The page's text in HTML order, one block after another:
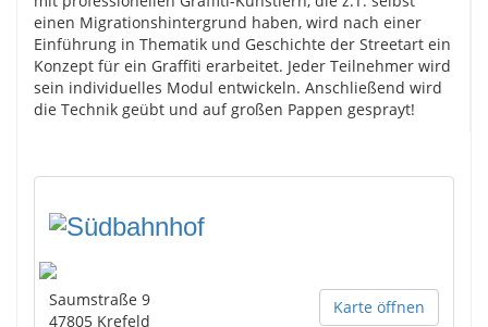
einen Migrationshintergrund haben, wird nach einer
Einführung in Thematik und Geschichte der Streetart ein
Konzept für ein Graffiti erarbeitet. Jeder Teilnehmer wird
sein individuelles Modul entwickeln. Anschließend wird
die Technik geübt und auf großen Pappen gesprayt!
Karte öffnen
Saumstraße 9
47805 Krefeld